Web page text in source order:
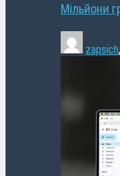
Мільйони
zapsich,